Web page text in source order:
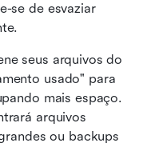
se de esvaziar
seus arquivos do
usado" para
mais espaço.
arquivos
ou backups